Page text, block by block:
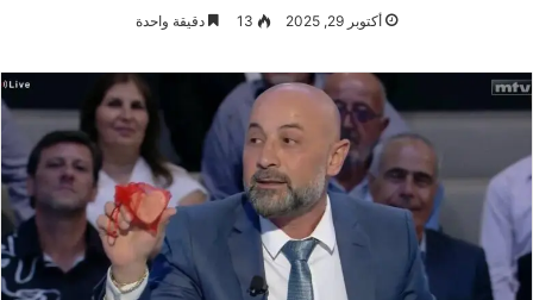
أكتوبر 29, 2025 13 دقيقة واحدة